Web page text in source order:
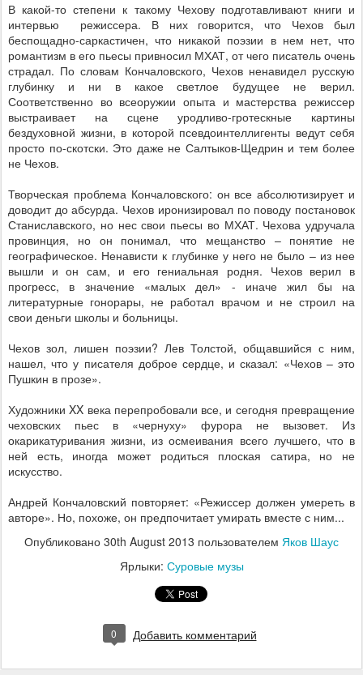
В какой-то степени к такому Чехову подготавливают книги и
интервью
режиссера. В них говорится, что Чехов был
беспощадно-саркастичен, что никакой поэзии в нем нет, что
романтизм в его пьесы привносил МХАТ, от чего писатель очень
страдал. По словам Кончаловского, Чехов ненавидел русскую
глубинку и ни в какое светлое будущее не верил.
Соответственно во всеоружии опыта и мастерства режиссер
выстраивает на сцене уродливо-гротескные картины
бездуховной жизни, в которой псевдоинтеллигенты ведут себя
просто по-скотски. Это даже не Салтыков-Щедрин и тем более
не Чехов.
Творческая проблема Кончаловского: он все абсолютизирует и
доводит до абсурда. Чехов иронизировал по поводу постановок
Станиславского, но нес свои пьесы во МХАТ. Чехова удручала
провинция, но он понимал, что мещанство – понятие не
географическое. Ненависти к глубинке у него не было – из нее
вышли и он сам, и его гениальная родня. Чехов верил в
прогресс, в значение «малых дел» - иначе жил бы на
литературные гонорары, не работал врачом и не строил на
свои деньги школы и больницы.
Чехов зол, лишен поэзии? Лев Толстой, общавшийся с ним,
нашел, что у писателя доброе сердце, и сказал: «Чехов – это
Пушкин в прозе».
ХудожникиXX века перепробовали все, и сегодня превращение
чеховских пьес в «чернуху» фурора не вызовет. Из
окарикатуривания жизни, из осмеивания всего лучшего, что в
ней есть, иногда может родиться плоская сатира, но не
искусство.
Андрей Кончаловский повторяет: «Режиссер должен умереть в
авторе». Но, похоже, он предпочитает умирать вместе с ним...
Опубликовано 30th August 2013 пользователем Яков Шаус
Ярлыки: Суровые музы
0 Добавить комментарий